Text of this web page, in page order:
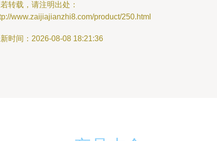
转载，请注明出处：
www.zaijiajianzhi8.com/product/250.html
时间：2026-08-08 18:21:36